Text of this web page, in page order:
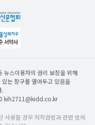
뉴스이용자의 권리 보장을 위해
는 창구를 열어두고 있음을
.
kih2711@kidd.co.kr
사용할 경우 저작권법과 관련 법에